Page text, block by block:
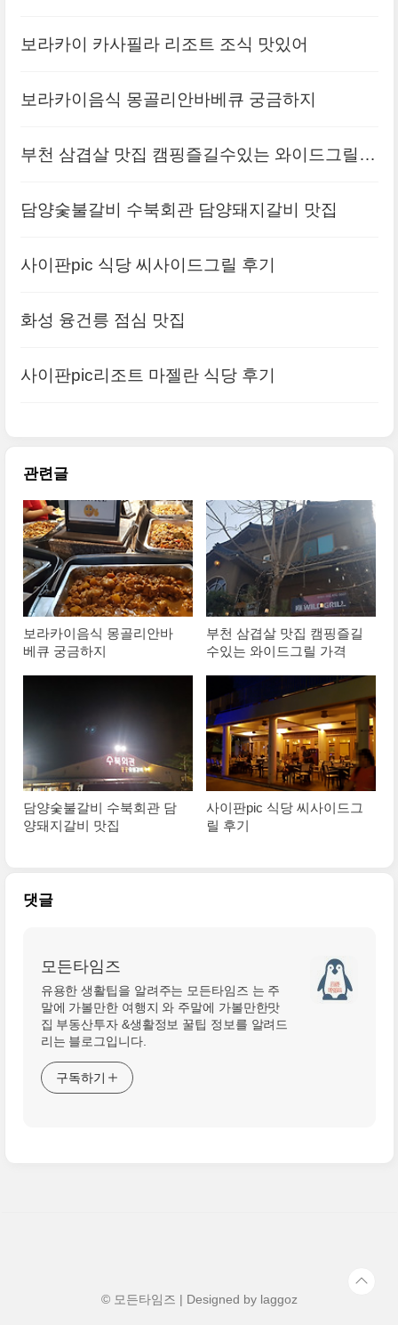
보라카이 카사필라 리조트 조식 맛있어
보라카이음식 몽골리안바베큐 궁금하지
부천 삼겹살 맛집 캠핑즐길수있는 와이드그릴
담양숯불갈비 수북회관 담양돼지갈비 맛집
사이판pic 식당 씨사이드그릴 후기
화성 융건릉 점심 맛집
사이판pic리조트 마젤란 식당 후기
관련글
보라카이음식 몽골리안바
베큐 궁금하지
부천 삼겹살 맛집 캠핑즐길
수있는 와이드그릴 가격
담양숯불갈비 수북회관 담
양돼지갈비 맛집
사이판pic 식당 씨사이드그
릴 후기
댓글
모든타임즈
유용한 생활팁을 알려주는 모든타임즈 는 주
말에 가볼만한 여행지 와 주말에 가볼만한맛
집 부동산투자 &생활정보 꿀팁 정보를 알려드
리는 블로그입니다.
구독하기
© 모든타임즈 | Designed by laggoz